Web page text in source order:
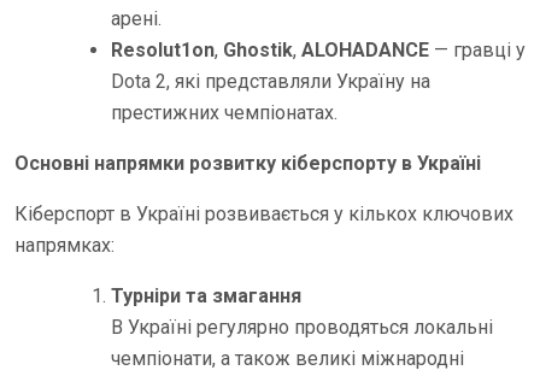
арені.
Resolut1on, Ghostik, ALOHADANCE — гравці у
Dota 2, які представляли Україну на
престижних чемпіонатах.
Основні напрямки розвитку кіберспорту в Україні
Кіберспорт в Україні розвивається у кількох ключових
напрямках:
Турніри та змагання
В Україні регулярно проводяться локальні
чемпіонати, а також великі міжнародні